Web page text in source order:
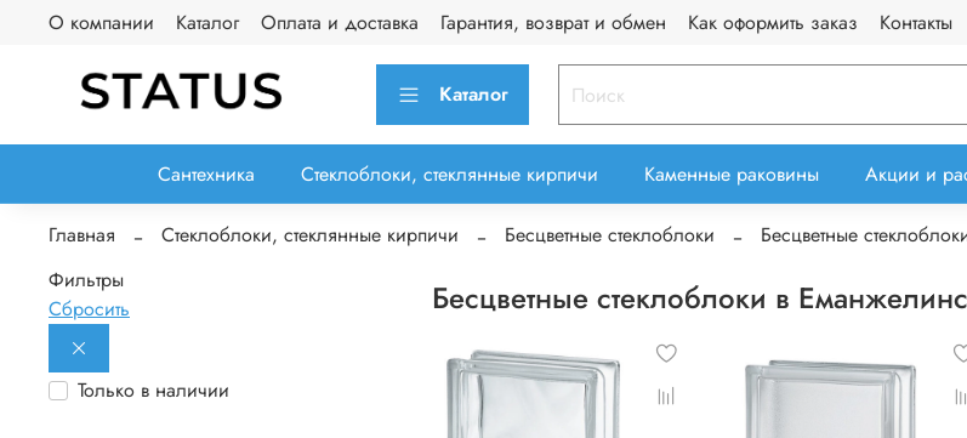
О компании Каталог Оплата и доставка Гарантия, возврат и обмен Как оформить заказ Контакты
Каталог
Сантехника Стеклоблоки, стеклянные кирпичи Каменные раковины Акции и
Главная Стеклоблоки, стеклянные кирпичи Бесцветные стеклоблоки Бесцветные
Бесцветные стеклоблоки в
Фильтры
Сбросить
Только в наличии